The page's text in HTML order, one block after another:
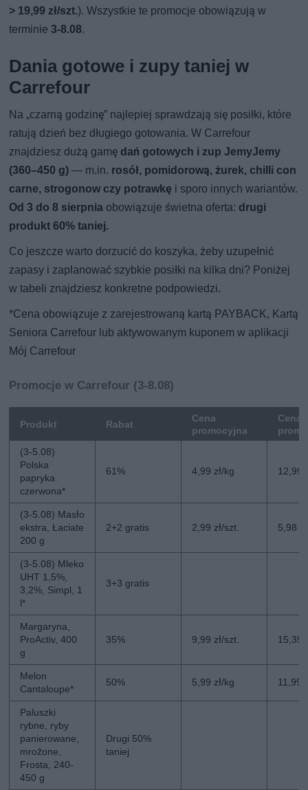
> 19,99 zł/szt.). Wszystkie te promocje obowiązują w
terminie3-8.08.
Dania gotowe i zupy taniej w
Carrefour
Na „czarną godzinę” najlepiej sprawdzają się posiłki, które
ratują dzień bez długiego gotowania. W Carrefour
znajdziesz dużą gamę dań gotowych i zup JemyJemy
(360–450 g) — m.in. rosół, pomidorową, żurek, chilli con
carne, strogonow czy potrawkę i sporo innych wariantów.
Od 3 do 8 sierpnia obowiązuje świetna oferta: drugi
produkt 60% taniej.
Co jeszcze warto dorzucić do koszyka, żeby uzupełnić
zapasy i zaplanować szybkie posiłki na kilka dni? Poniżej
w tabeli znajdziesz konkretne podpowiedzi.
*Cena obowiązuje z zarejestrowaną kartą PAYBACK, Kartą
Seniora Carrefour lub aktywowanym kuponem w aplikacji
Mój Carrefour
Promocje w Carrefour (3-8.08)
Produkt Rabat
Cena
promocyjna
Cena
(3-5.08)
Polska
papryka
czerwona*
61% 4,99 zł/kg 12,99
(3-5.08) Masło
ekstra, Łaciate
200 g
2+2 gratis 2,99 zł/szt. 5,98
(3-5.08) Mleko
UHT 1,5%,
3,2%, Simpl, 1
l*
3+3 gratis
Margaryna,
ProActiv, 400
g
35% 9,99 zł/szt. 15,39
Melon
Cantaloupe*
50% 5,99 zł/kg 11,99
Paluszki
rybne, ryby
panierowane,
mrożone,
Frosta, 240-
450 g
Drugi 50%
taniej